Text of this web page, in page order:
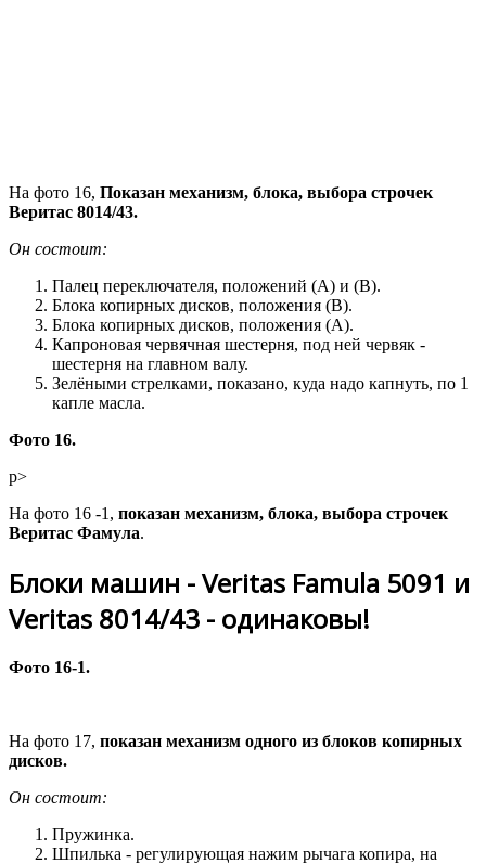
На фото 16, Показан механизм, блока, выбора строчек
Веритас 8014/43.
Он состоит:
Палец переключателя, положений (А) и (В).
Блока копирных дисков, положения (В).
Блока копирных дисков, положения (А).
Капроновая червячная шестерня, под ней червяк -
шестерня на главном валу.
Зелёными стрелками, показано, куда надо капнуть, по 1
капле масла.
Фото 16.
p>
На фото 16 -1, показан механизм, блока, выбора строчек
Веритас Фамула.
Блоки машин - Veritas Famula 5091 и
Veritas 8014/43 - одинаковы!
Фото 16-1.
На фото 17, показан механизм одного из блоков копирных
дисков.
Он состоит:
Пружинка.
Шпилька - регулирующая нажим рычага копира, на